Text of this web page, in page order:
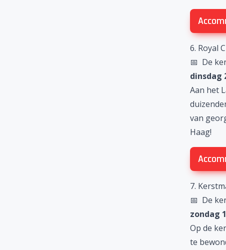
6. Royal
📅 De
dinsdag
Aan het
van
Haag!
7.
📅 De
zondag
Op de
te